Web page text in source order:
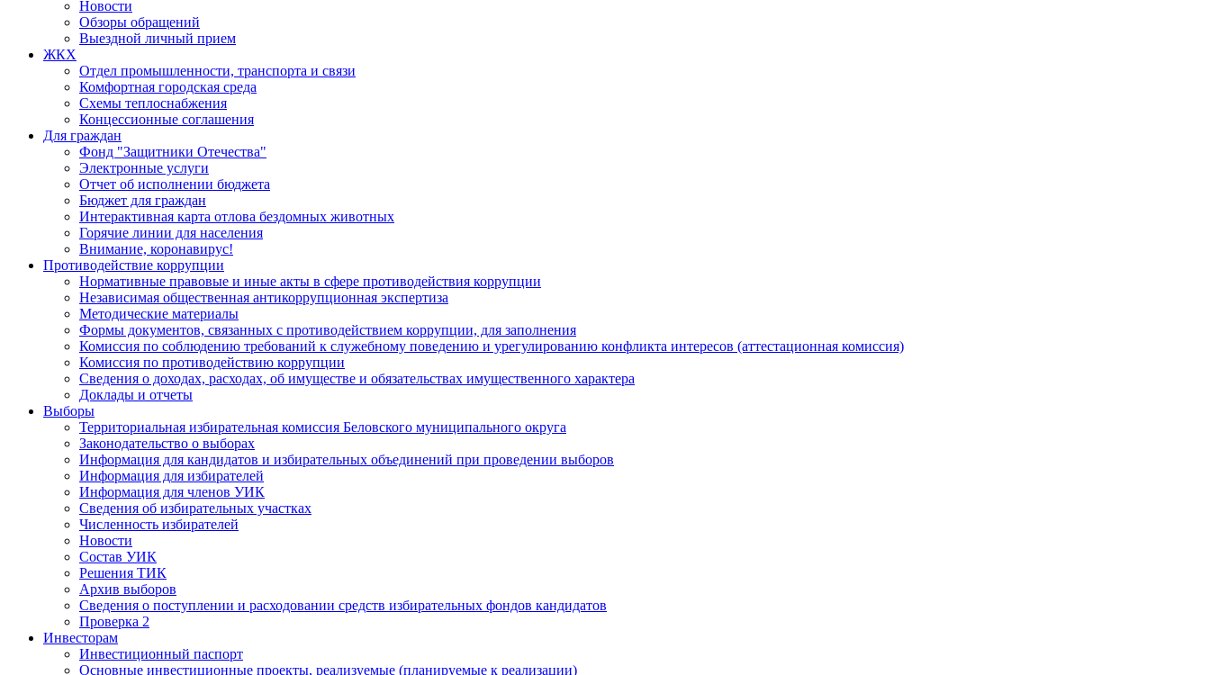
Новости
Обзоры обращений
Выездной личный прием
ЖКХ
Отдел промышленности, транспорта и связи
Комфортная городская среда
Схемы теплоснабжения
Концессионные соглашения
Для граждан
Фонд "Защитники Отечества"
Электронные услуги
Отчет об исполнении бюджета
Бюджет для граждан
Интерактивная карта отлова бездомных животных
Горячие линии для населения
Внимание, коронавирус!
Противодействие коррупции
Нормативные правовые и иные акты в сфере противодействия коррупции
Независимая общественная антикоррупционная экспертиза
Методические материалы
Формы документов, связанных с противодействием коррупции, для заполнения
Комиссия по соблюдению требований к служебному поведению и урегулированию конфликта интересов (аттестационная комиссия)
Комиссия по противодействию коррупции
Сведения о доходах, расходах, об имуществе и обязательствах имущественного характера
Доклады и отчеты
Выборы
Территориальная избирательная комиссия Беловского муниципального округа
Законодательство о выборах
Информация для кандидатов и избирательных объединений при проведении выборов
Информация для избирателей
Информация для членов УИК
Сведения об избирательных участках
Численность избирателей
Новости
Состав УИК
Решения ТИК
Архив выборов
Сведения о поступлении и расходовании средств избирательных фондов кандидатов
Проверка 2
Инвесторам
Инвестиционный паспорт
Основные инвестиционные проекты, реализуемые (планируемые к реализации)